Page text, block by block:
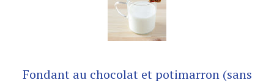
Fondant au chocolat et potimarron (sans